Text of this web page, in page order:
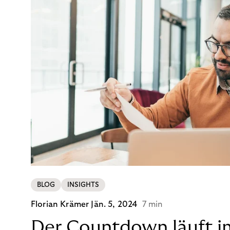
BLOG INSIGHTS
Florian Krämer Jän. 5, 2024 7 min